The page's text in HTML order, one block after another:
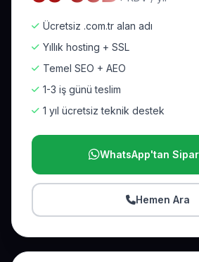
Ücretsiz .com.tr alan adı
Yıllık hosting + SSL
Temel SEO + AEO
1-3 iş günü teslim
1 yıl ücretsiz teknik destek
WhatsApp'tan
Hemen Ara